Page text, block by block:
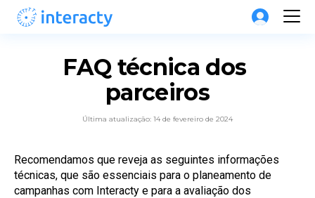
FAQ técnica dos
parceiros
Última atualização: 14 de fevereiro de 2024
Recomendamos que reveja as seguintes informações
técnicas, que são essenciais para o planeamento de
campanhas com Interacty e para a avaliação dos